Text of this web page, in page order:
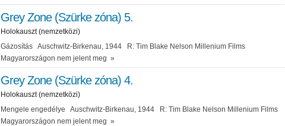
Grey Zone (Szürke zóna) 5.
Holokauszt (nemzetközi)
Gázosítás Auschwitz-Birkenau, 1944 R: Tim Blake Nelson Millenium Films
Magyarországon nem jelent meg »
Grey Zone (Szürke zóna) 4.
Holokauszt (nemzetközi)
Mengele engedélye Auschwitz-Birkenau, 1944 R: Tim Blake Nelson Millenium Films
Magyarországon nem jelent meg »